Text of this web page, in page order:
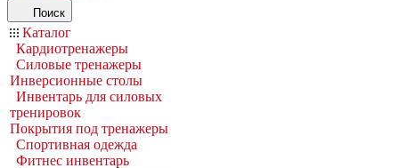
Поиск
Каталог
Кардиотренажеры
Силовые тренажеры
Инверсионные столы
Инвентарь для силовых
тренировок
Покрытия под тренажеры
Спортивная одежда
Фитнес инвентарь